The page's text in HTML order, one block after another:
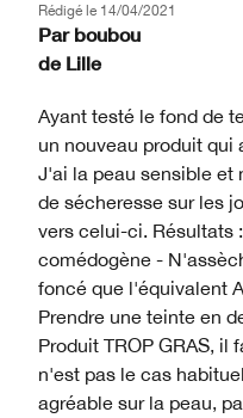
Rédigé le 14/04/2021
Par boubou
de Lille
Ayant testé le fond de
un nouveau produit qui
J'ai la peau sensible et
de sécheresse sur les
vers celui-ci. Résultats
comédogène -
foncé que l'équivalent
Prendre une teinte en
Produit TROP GRAS, il
n'est pas le cas
agréable sur la peau,